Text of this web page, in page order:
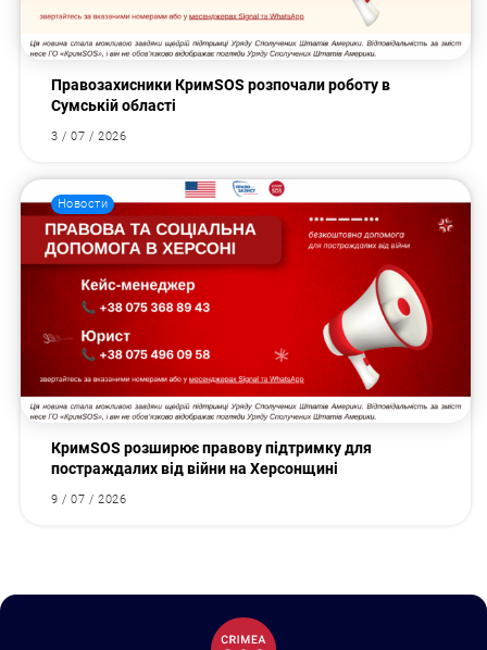
Правозахисники КримSOS розпочали роботу в
Сумській області
3 / 07 / 2026
Новости
КримSOS розширює правову підтримку для
постраждалих від війни на Херсонщині
9 / 07 / 2026